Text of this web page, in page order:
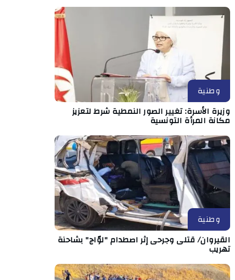
وطنية
وزيرة الأسرة: تغيير الصور النمطية شرط لتعزيز
مكانة المرأة التونسية
وطنية
القيروان/ قتلى وجرحى إثر اصطدام "لوّاج" بشاحنة
تهريب